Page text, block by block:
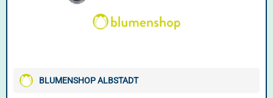
BLUMENSHOP ALBSTADT